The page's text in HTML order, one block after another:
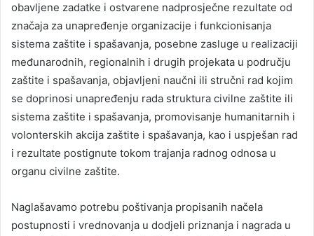
obavljene zadatke i ostvarene nadprosječne rezultate od
značaja za unapređenje organizacije i funkcionisanja
sistema zaštite i spašavanja, posebne zasluge u realizaciji
međunarodnih, regionalnih i drugih projekata u području
zaštite i spašavanja, objavljeni naučni ili stručni rad kojim
se doprinosi unapređenju rada struktura civilne zaštite ili
sistema zaštite i spašavanja, promovisanje humanitarnih i
volonterskih akcija zaštite i spašavanja, kao i uspješan rad
i rezultate postignute tokom trajanja radnog odnosa u
organu civilne zaštite.
Naglašavamo potrebu poštivanja propisanih načela
postupnosti i vrednovanja u dodjeli priznanja i nagrada u